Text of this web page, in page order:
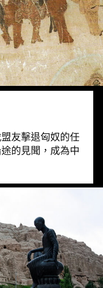
友擊退匈奴的任
的見聞，成為中